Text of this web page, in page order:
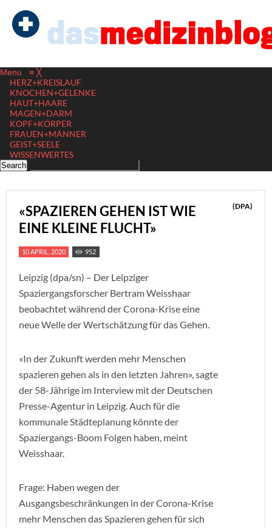
Menu ≡ ╳
HERZ+KREISLAUF
KNOCHEN+GELENKE
HAUT+HAARE
MAGEN+DARM
KOPF+KÖRPER
FRAUEN+MÄNNER
GEIST+SEELE
WISSENWERTES
«SPAZIEREN GEHEN IST WIE
EINE KLEINE FLUCHT»
(DPA)
10 APRIL, 2020 952
Leipzig (dpa/sn) – Der Leipziger
Spaziergangsforscher Bertram Weisshaar
beobachtet während der Corona-Krise eine
neue Welle der Wertschätzung für das Gehen.
«In der Zukunft werden mehr Menschen
spazieren gehen als in den letzten Jahren», sagte
der 58-Jährige im Interview mit der Deutschen
Presse-Agentur in Leipzig. Auch für die
kommunale Städteplanung könnte der
Spaziergangs-Boom Folgen haben, meint
Weisshaar.
Frage: Haben wegen der
Ausgangsbeschränkungen in der Corona-Krise
mehr Menschen das Spazieren gehen für sich